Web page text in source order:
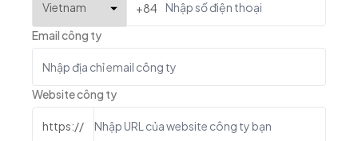
+84
Email công ty
Website công ty
https://